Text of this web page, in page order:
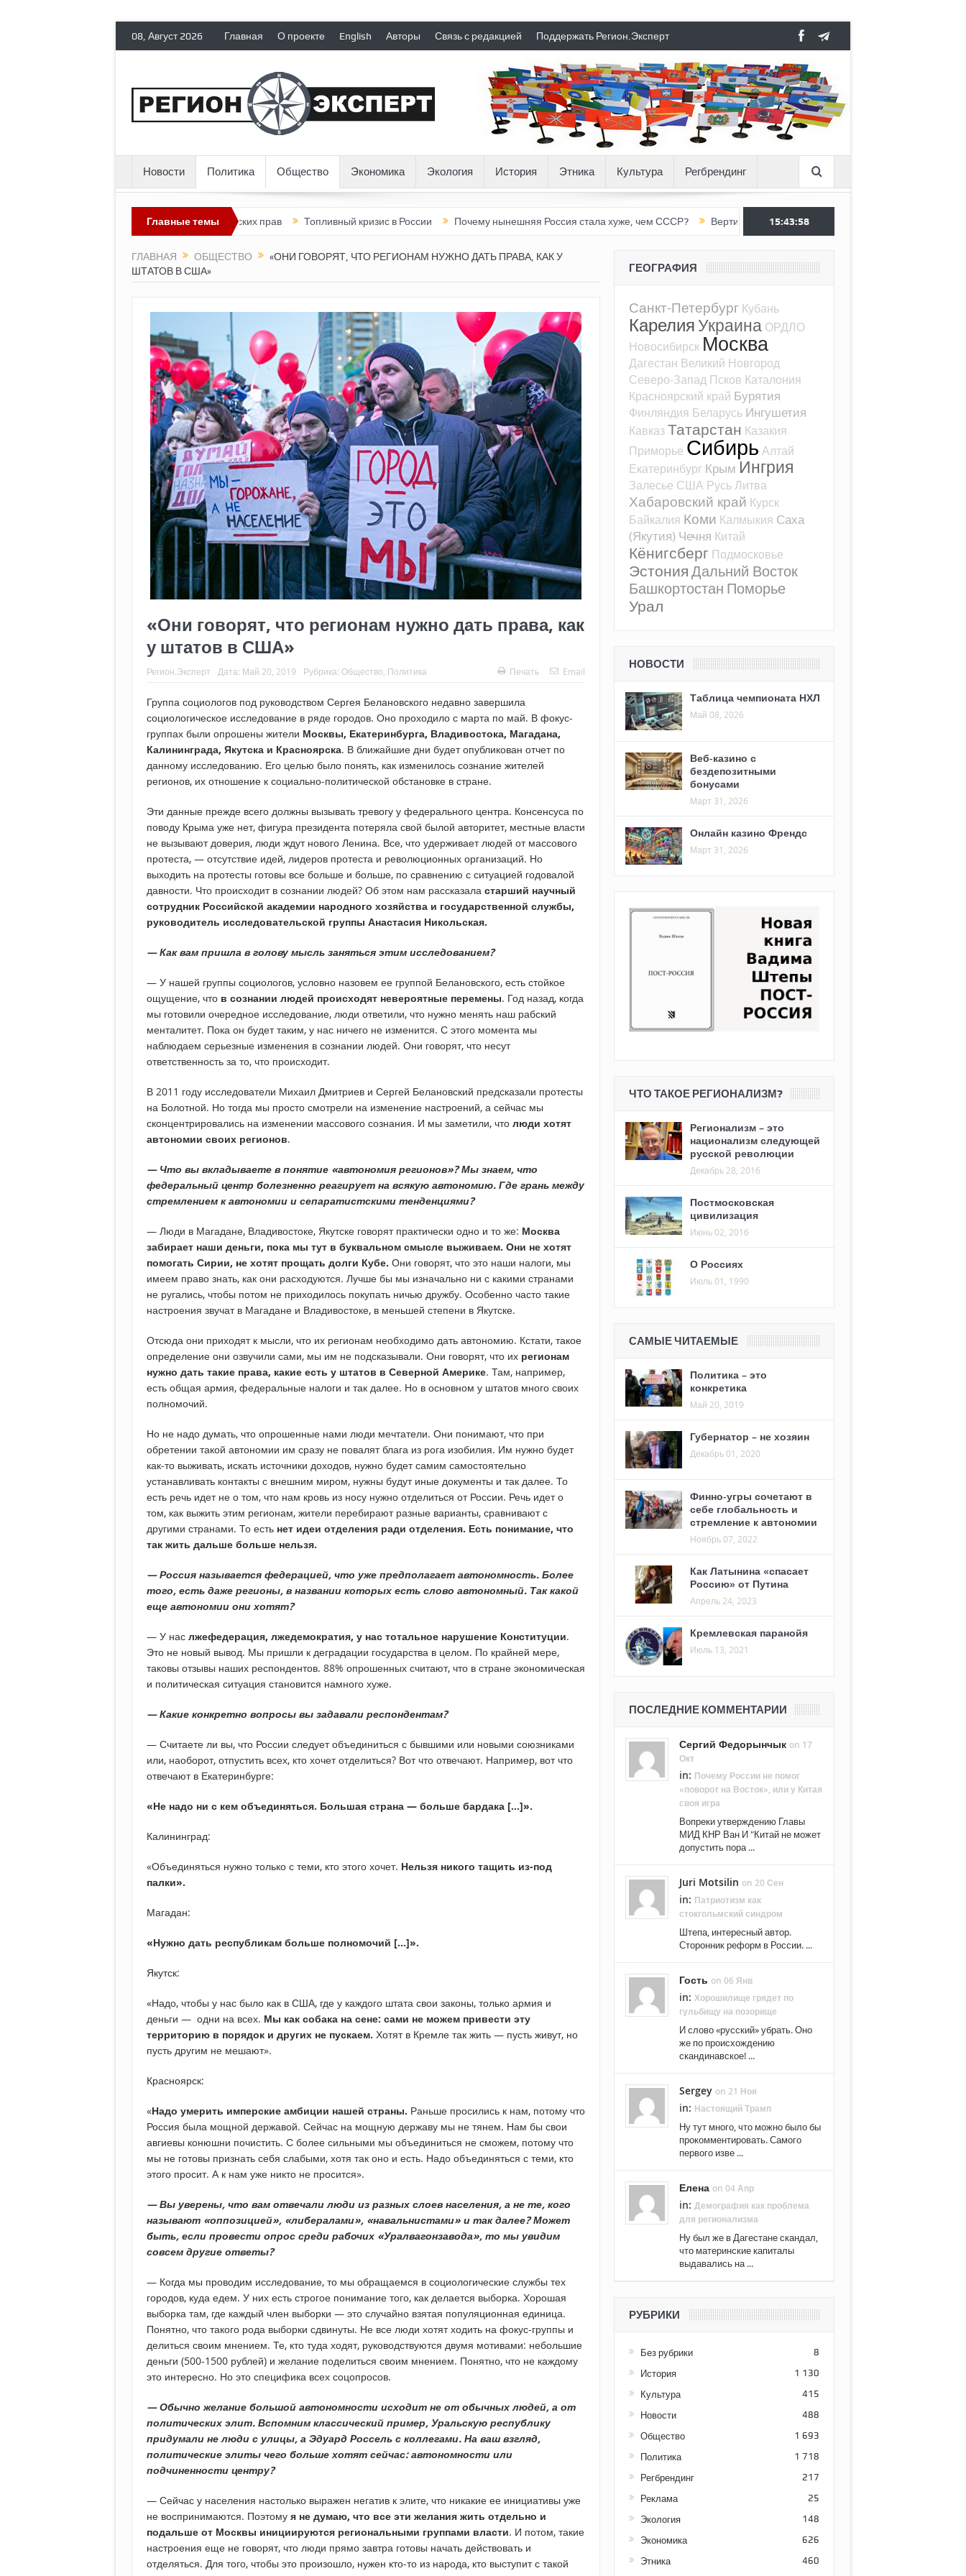
08, Август 2026 Главная О проекте English Авторы Связь с редакцией Поддержать Регион.Эксперт
Новости Политика Общество Экономика Экология История Этника Культура Регбрендинг
Главные темы
политических эмигрантов гражданских прав Топливный кризис в России Почему нынешняя Россия стала хуже, чем СССР? Вертикаль под давлением Тоннель в пустоте, как Ёжик в
15:43:59
ГЛАВНАЯ ОБЩЕСТВО
«ОНИ ГОВОРЯТ, ЧТО РЕГИОНАМ НУЖНО ДАТЬ ПРАВА, КАК У
ШТАТОВ В США»
«Они говорят, что регионам нужно дать права, как
у штатов в США»
Регион.Эксперт Дата: Май 20, 2019 Рубрика: Общество Политика Печать Email
Группа социологов под руководством Сергея Белановского недавно завершила
социологическое исследование в ряде городов. Оно проходило с марта по май. В фокус-
группах были опрошены жители Москвы, Екатеринбурга, Владивостока, Магадана,
Калининграда, Якутска и Красноярска. В ближайшие дни будет опубликован отчет по
данному исследованию. Его целью было понять, как изменилось сознание жителей
регионов, их отношение к социально-политической обстановке в стране.
Эти данные прежде всего должны вызывать тревогу у федерального центра. Консенсуса по
поводу Крыма уже нет, фигура президента потеряла свой былой авторитет, местные власти
не вызывают доверия, люди ждут нового Ленина. Все, что удерживает людей от массового
протеста, — отсутствие идей, лидеров протеста и революционных организаций. Но
выходить на протесты готовы все больше и больше, по сравнению с ситуацией годовалой
давности. Что происходит в сознании людей? Об этом нам рассказала старший научный
сотрудник Российской академии народного хозяйства и государственной службы,
руководитель исследовательской группы Анастасия Никольская.
— Как вам пришла в голову мысль заняться этим исследованием?
— У нашей группы социологов, условно назовем ее группой Белановского, есть стойкое
ощущение, что в сознании людей происходят невероятные перемены. Год назад, когда
мы готовили очередное исследование, люди ответили, что нужно менять наш рабский
менталитет. Пока он будет таким, у нас ничего не изменится. С этого момента мы
наблюдаем серьезные изменения в сознании людей. Они говорят, что несут
ответственность за то, что происходит.
В 2011 году исследователи Михаил Дмитриев и Сергей Белановский предсказали протесты
на Болотной. Но тогда мы просто смотрели на изменение настроений, а сейчас мы
сконцентрировались на изменении массового сознания. И мы заметили, что люди хотят
автономии своих регионов.
— Что вы вкладываете в понятие «автономия регионов»? Мы знаем, что
федеральный центр болезненно реагирует на всякую автономию. Где грань между
стремлением к автономии и сепаратистскими тенденциями?
— Люди в Магадане, Владивостоке, Якутске говорят практически одно и то же: Москва
забирает наши деньги, пока мы тут в буквальном смысле выживаем. Они не хотят
помогать Сирии, не хотят прощать долги Кубе. Они говорят, что это наши налоги, мы
имеем право знать, как они расходуются. Лучше бы мы изначально ни с какими странами
не ругались, чтобы потом не приходилось покупать ничью дружбу. Особенно часто такие
настроения звучат в Магадане и Владивостоке, в меньшей степени в Якутске.
Отсюда они приходят к мысли, что их регионам необходимо дать автономию. Кстати, такое
определение они озвучили сами, мы им не подсказывали. Они говорят, что их регионам
нужно дать такие права, какие есть у штатов в Северной Америке. Там, например,
есть общая армия, федеральные налоги и так далее. Но в основном у штатов много своих
полномочий.
Но не надо думать, что опрошенные нами люди мечтатели. Они понимают, что при
обретении такой автономии им сразу не повалят блага из рога изобилия. Им нужно будет
как-то выживать, искать источники доходов, нужно будет самим самостоятельно
устанавливать контакты с внешним миром, нужны будут иные документы и так далее. То
есть речь идет не о том, что нам кровь из носу нужно отделиться от России. Речь идет о
том, как выжить этим регионам, жители перебирают разные варианты, сравнивают с
другими странами. То есть нет идеи отделения ради отделения. Есть понимание, что
так жить дальше больше нельзя.
— Россия называется федерацией, что уже предполагает автономность. Более
того, есть даже регионы, в названии которых есть слово автономный. Так какой
еще автономии они хотят?
— У нас лжефедерация, лжедемократия, у нас тотальное нарушение Конституции.
Это не новый вывод. Мы пришли к деградации государства в целом. По крайней мере,
таковы отзывы наших респондентов. 88% опрошенных считают, что в стране экономическая
и политическая ситуация становится намного хуже.
— Какие конкретно вопросы вы задавали респондентам?
— Считаете ли вы, что России следует объединиться с бывшими или новыми союзниками
или, наоборот, отпустить всех, кто хочет отделиться? Вот что отвечают. Например, вот что
отвечают в Екатеринбурге:
«Не надо ни с кем объединяться. Большая страна — больше бардака […]».
Калининград:
«Объединяться нужно только с теми, кто этого хочет. Нельзя никого тащить из-под
палки».
Магадан:
«Нужно дать республикам больше полномочий […]».
Якутск:
«Надо, чтобы у нас было как в США, где у каждого штата свои законы, только армия и
деньги — одни на всех. Мы как собака на сене: сами не можем привести эту
территорию в порядок и других не пускаем. Хотят в Кремле так жить — пусть живут, но
пусть другим не мешают».
Красноярск:
«Надо умерить имперские амбиции нашей страны. Раньше просились к нам, потому что
Россия была мощной державой. Сейчас на мощную державу мы не тянем. Нам бы свои
авгиевы конюшни почистить. С более сильными мы объединиться не сможем, потому что
мы не готовы признать себя слабыми, хотя так оно и есть. Надо объединяться с теми, кто
этого просит. А к нам уже никто не просится».
— Вы уверены, что вам отвечали люди из разных слоев населения, а не те, кого
называют «оппозицией», «либералами», «навальнистами» и так далее? Может
быть, если провести опрос среди рабочих «Уралвагонзавода», то мы увидим
совсем другие ответы?
— Когда мы проводим исследование, то мы обращаемся в социологические службы тех
городов, куда едем. У них есть строгое понимание того, как делается выборка. Хорошая
выборка там, где каждый член выборки — это случайно взятая популяционная единица.
Понятно, что такого рода выборки сдвинуты. Не все люди хотят ходить на фокус-группы и
делиться своим мнением. Те, кто туда ходят, руководствуются двумя мотивами: небольшие
деньги (500-1500 рублей) и желание поделиться своим мнением. Понятно, что не каждому
это интересно. Но это специфика всех соцопросов.
— Обычно желание большой автономности исходит не от обычных людей, а от
политических элит. Вспомним классический пример, Уральскую республику
придумали не люди с улицы, а Эдуард Россель с коллегами. На ваш взгляд,
политические элиты чего больше хотят сейчас: автономности или
подчиненности центру?
— Сейчас у населения настолько выражен негатив к элите, что никакие ее инициативы уже
не воспринимаются. Поэтому я не думаю, что все эти желания жить отдельно и
подальше от Москвы инициируются региональными группами власти. И потом, такие
настроения еще не говорят, что люди прямо завтра готовы начать действовать и
отделяться. Для того, чтобы это произошло, нужен кто-то из народа, кто выступит с такой
ГЕОГРАФИЯ
Санкт-Петербург Кубань
КарелияУкраина ОРДЛО
Новосибирск Москва
Дагестан Великий Новгород
Северо-Запад Псков Каталония
Красноярский край Бурятия
Финляндия Беларусь Ингушетия
КавказТатарстан Казакия
Приморье Сибирь Алтай
Екатеринбург Крым Ингрия
Залесье США РусьЛитва
Хабаровский край Курск
Байкалия Коми Калмыкия Саха
(Якутия) Чечня Китай
Кёнигсберг Подмосковье
ЭстонияДальний Восток
Башкортостан Поморье
Урал
НОВОСТИ
Таблица чемпионата НХЛ
Май 08, 2026
Веб-казино с
бездепозитными
бонусами
Март 31, 2026
Онлайн казино Френдс
Март 31, 2026
ЧТО ТАКОЕ РЕГИОНАЛИЗМ?
Регионализм – это
национализм следующей
русской революции
Декабрь 28, 2016
Постмосковская
цивилизация
Июнь 02, 2016
О Россиях
Июль 01, 1990
САМЫЕ ЧИТАЕМЫЕ
Политика – это
конкретика
Май 20, 2019
Губернатор – не хозяин
Декабрь 01, 2020
Финно-угры сочетают в
себе глобальность и
стремление к автономии
Ноябрь 07, 2022
Как Латынина «спасает
Россию» от Путина
Апрель 24, 2023
Кремлевская паранойя
Июль 13, 2021
ПОСЛЕДНИЕ КОММЕНТАРИИ
Сергий Федорынчык on 17
Окт
in: Почему России не помог
«поворот на Восток», или у Китая
своя игра
Вопреки утверждению Главы
МИД КНР Ван И "Китай не может
допустить пора ...
Juri Motsilin on 20 Сен
in: Патриотизм как
стокгольмский синдром
Штепа, интересный автор.
Сторонник реформ в России. ...
Гость on 06 Янв
in: Хорошилище грядет по
гульбищу на позорище
И слово «русский» убрать. Оно
же по происхождению
скандинавское! ...
Sergey on 21 Ноя
in: Настоящий Трамп
Ну тут много, что можно было бы
прокомментировать. Самого
первого изве ...
Елена on 04 Апр
in: Демография как проблема
для регионализма
Ну был же в Дагестане скандал,
что материнские капиталы
выдавались на ...
РУБРИКИ
Без рубрики 8
История 1 130
Культура 415
Новости 488
Общество 1 693
Политика 1 718
Регбрендинг 217
Реклама 25
Экология 148
Экономика 626
Этника 460